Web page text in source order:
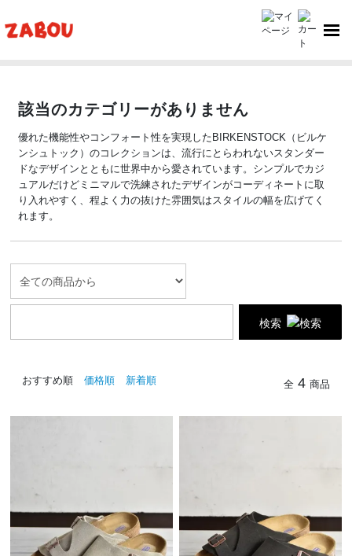
該当のカテゴリーがありません
優れた機能性やコンフォート性を実現したBIRKENSTOCK（ビルケ
ンシュトック）のコレクションは、流行にとらわれないスタンダー
ドなデザインとともに世界中から愛されています。シンプルでカジ
ュアルだけどミニマルで洗練されたデザインがコーディネートに取
り入れやすく、程よく力の抜けた雰囲気はスタイルの幅を広げてく
れます。
検索
おすすめ順 価格順 新着順 全 4 商品